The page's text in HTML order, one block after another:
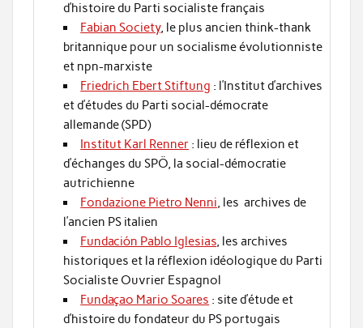
d’histoire du Parti socialiste français
Fabian Society, le plus ancien think-thank
britannique pour un socialisme évolutionniste
et npn-marxiste
Friedrich Ebert Stiftung : l’Institut d’archives
et d’études du Parti social-démocrate
allemande (SPD)
Institut Karl Renner : lieu de réflexion et
d’échanges du SPÖ, la social-démocratie
autrichienne
Fondazione Pietro Nenni, les archives de
l’ancien PS italien
Fundación Pablo Iglesias, les archives
historiques et la réflexion idéologique du Parti
Socialiste Ouvrier Espagnol
Fundaçao Mario Soares : site d’étude et
d’histoire du fondateur du PS portugais